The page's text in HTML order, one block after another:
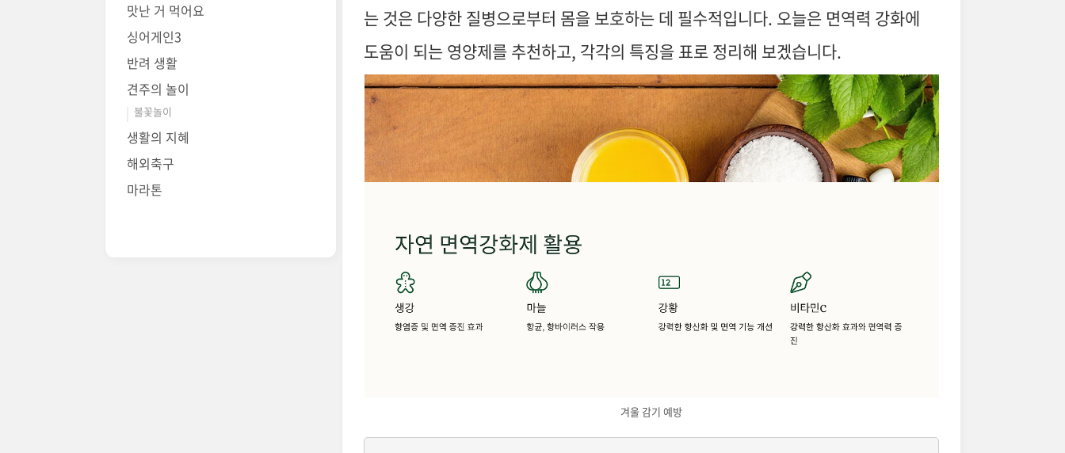
는 것은 다양한 질병으로부터 몸을 보호하는 데 필수적입니다. 오늘은 면역력 강화에
도움이 되는 영양제를 추천하고, 각각의 특징을 표로 정리해 보겠습니다.
겨울 감기 예방
맛난 거 먹어요
싱어게인3
반려 생활
견주의 놀이
불꽃놀이
생활의 지혜
해외축구
마라톤